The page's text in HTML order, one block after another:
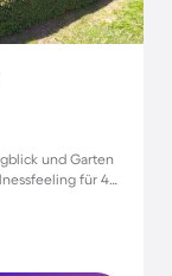
und Garten
für 4